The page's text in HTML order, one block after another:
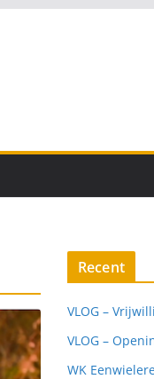
Recent
VLOG –
VLOG –
WK